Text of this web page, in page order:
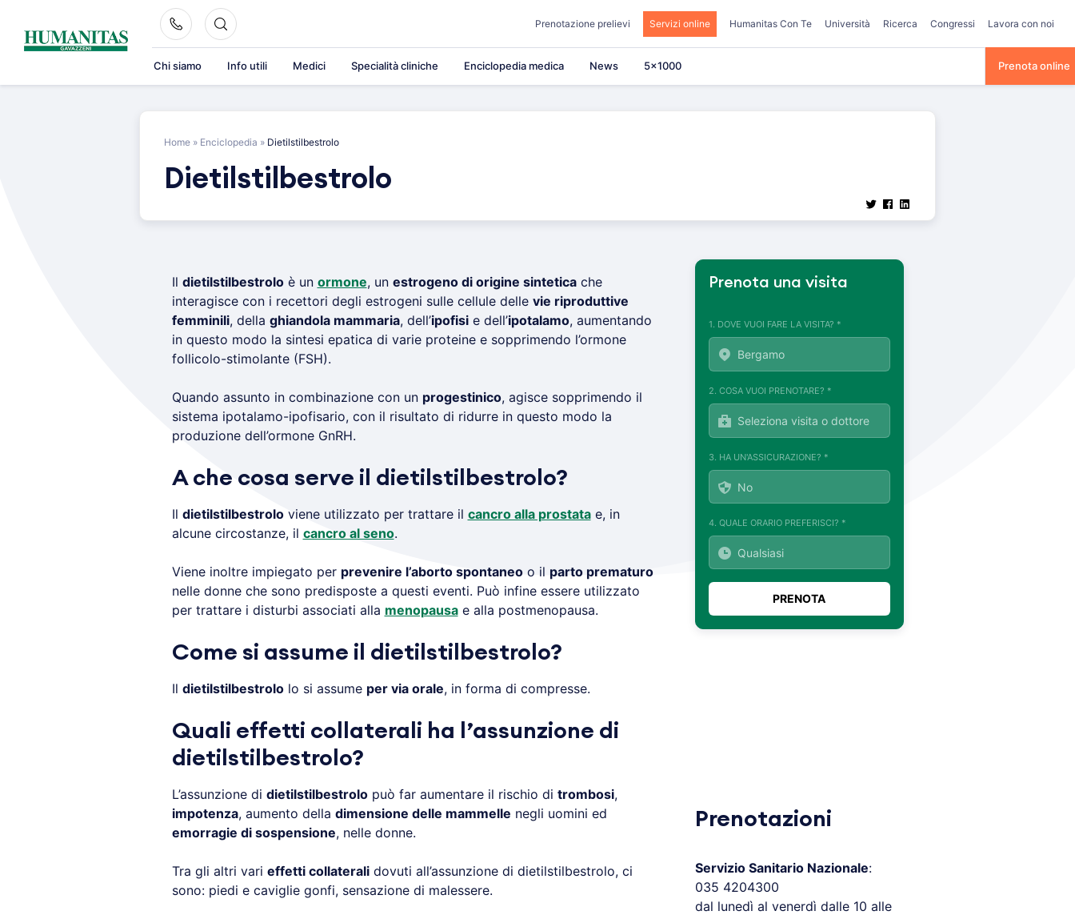
content
Prenotazione prelievi Servizi online Humanitas Con Te Università Ricerca Congressi Lavora con noi
Chi siamo Info utili Medici Specialità cliniche Enciclopedia medica News 5×1000 Prenota online
Home » Enciclopedia » Dietilstilbestrolo
Dietilstilbestrolo
Il dietilstilbestroloè un ormone, un estrogeno di origine sinteticache
interagisce con i recettori degli estrogeni sulle cellule delle vie riproduttive
femminili, della ghiandola mammaria, dell’ipofisie dell’ipotalamo, aumentando
in questo modo la sintesi epatica di varie proteine e sopprimendo l’ormone
follicolo-stimolante (FSH).
Quando assunto in combinazione con un progestinico, agisce sopprimendo il
sistema ipotalamo-ipofisario, con il risultato di ridurre in questo modo la
produzione dell’ormone GnRH.
A che cosa serve il dietilstilbestrolo?
Il dietilstilbestroloviene utilizzato per trattare il cancro alla prostatae, in
alcune circostanze, il cancro al seno.
Viene inoltre impiegato per prevenire l’aborto spontaneoo il parto prematuro
nelle donne che sono predisposte a questi eventi. Può infine essere utilizzato
per trattare i disturbi associati alla menopausae alla postmenopausa.
Come si assume il dietilstilbestrolo?
Il dietilstilbestrololo si assume per via orale, in forma di compresse.
Quali effetti collaterali ha l’assunzione di
dietilstilbestrolo?
L’assunzione di dietilstilbestrolopuò far aumentare il rischio di trombosi,
impotenza, aumento della dimensione delle mammelle negli uomini ed
emorragie di sospensione, nelle donne.
Tra gli altri vari effetti collateralidovuti all’assunzione di dietilstilbestrolo, ci
sono: piedi e caviglie gonfi, sensazione di malessere.
Prenota una visita
1. DOVE VUOI FARE LA VISITA? *
2. COSA VUOI PRENOTARE? *
3. HA UN'ASSICURAZIONE? *
4. QUALE ORARIO PREFERISCI? *
Prenotazioni
Servizio Sanitario Nazionale:
035 4204300
dal lunedì al venerdì dalle 10 alle